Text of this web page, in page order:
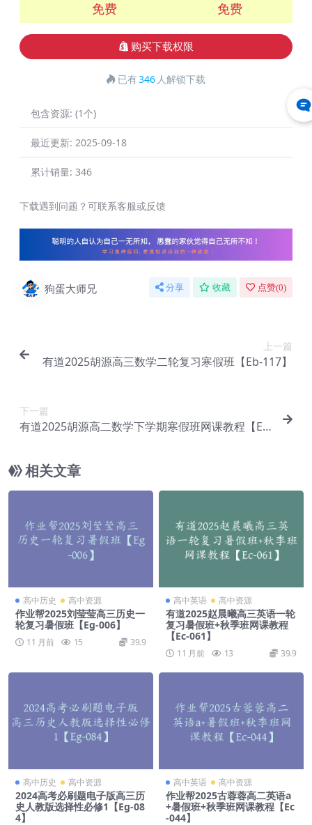
免费 免费
购买下载权限
已有346 人解锁下载
包含资源: (1个)
最近更新: 2025-09-18
累计销量: 346
下载遇到问题？可联系客服或反馈
狗蛋大师兄 分享 收藏 点赞(0)
上一篇
有道2025胡源高三数学二轮复习寒假班【Eb-117】
下一篇
有道2025胡源高二数学下学期寒假班网课教程【Eb
相关文章
高中历史 高中资源
作业帮2025刘莹莹高三历史一
轮复习暑假班【Eg-006】
11 月前 15 39.9
高中英语 高中资源
有道2025赵晨曦高三英语一轮
复习暑假班+秋季班网课教程
【Ec-061】
11 月前 13 39.9
高中历史 高中资源
2024高考必刷题电子版高三历
史人教版选择性必修1【Eg-08
4】
高中英语 高中资源
作业帮2025古蓉蓉高二英语a
+暑假班+秋季班网课教程【Ec
-044】